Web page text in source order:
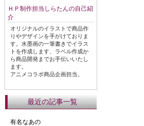
ＨＰ制作担当しらたんの自己紹
介
オリジナルのイラストで商品作
りやデザインを手がけておりま
す。水墨画の一筆書きでイラス
トを作成します、ラベル作成か
ら商品開発までお手伝いいたし
ます。
アニメコラボ商品企画担当。
最近の記事一覧
有名なあの